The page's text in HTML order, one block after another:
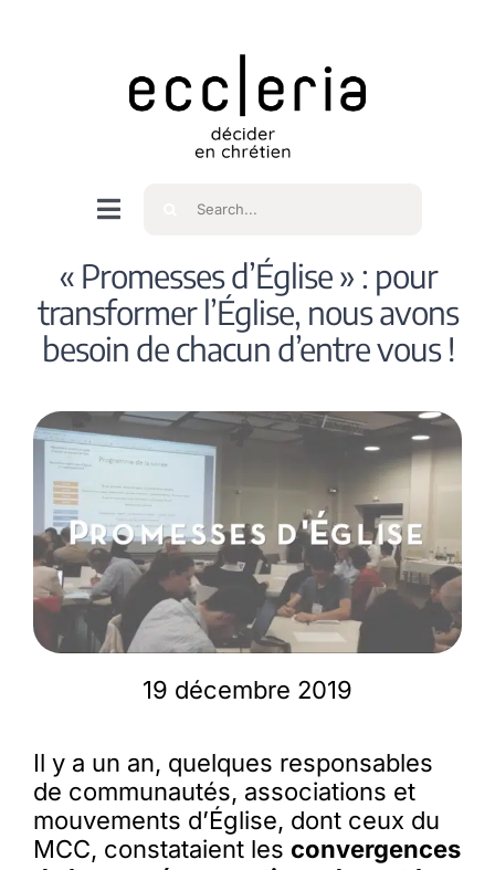
Navigation
bascule
Accueil
Qui sommes nous ?
Intéressés
Spiritualité
Membres
L’actu
Nous soutenir
La revue Responsables
Rechercher
« Promesses d’Église » : pour
transformer l’Église, nous avons
besoin de chacun d’entre vous !
19 décembre 2019
Il y a un an, quelques responsables
de communautés, associations et
mouvements d’Église, dont ceux du
MCC, constataient les convergences